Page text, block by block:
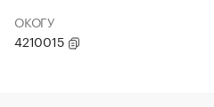
ОКОГУ
4210015